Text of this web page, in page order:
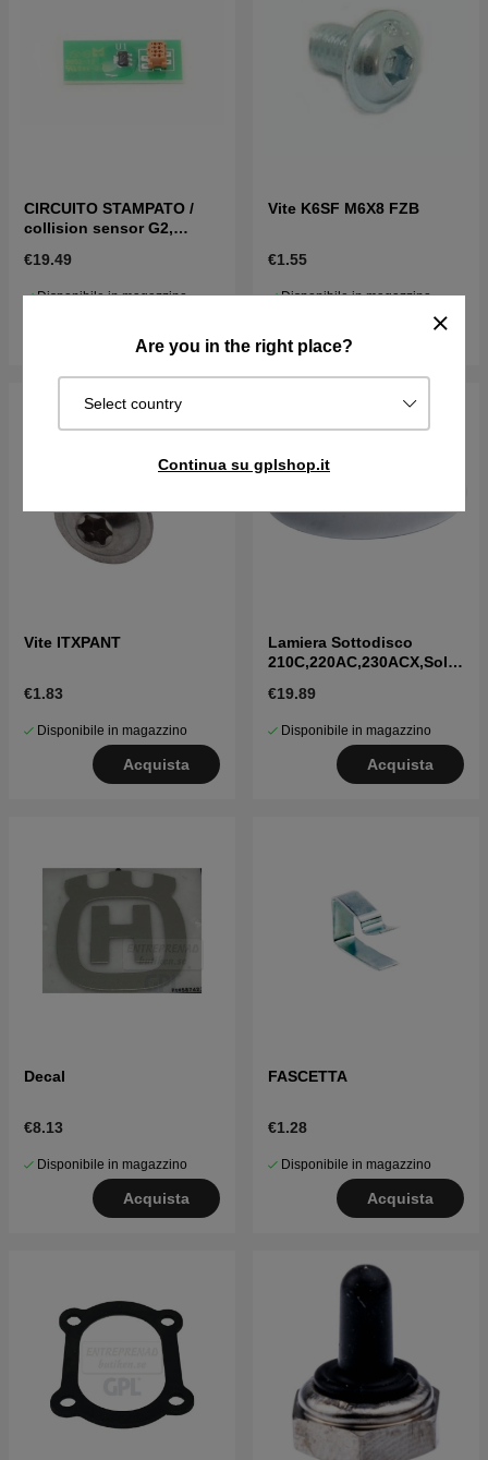
Are you in the right place?
Select country
Continua su gplshop.it
CIRCUITO STAMPATO /
collision sensor G2,
€19.49
Disponibile in magazzino
Vite K6SF M6X8 FZB
€1.55
Disponibile in magazzino
Vite ITXPANT
€1.83
Disponibile in magazzino
Acquista
Lamiera Sottodisco
210C,220AC,230ACX,Solar
€19.89
Disponibile in magazzino
Acquista
Decal
€8.13
Disponibile in magazzino
Acquista
FASCETTA
€1.28
Disponibile in magazzino
Acquista